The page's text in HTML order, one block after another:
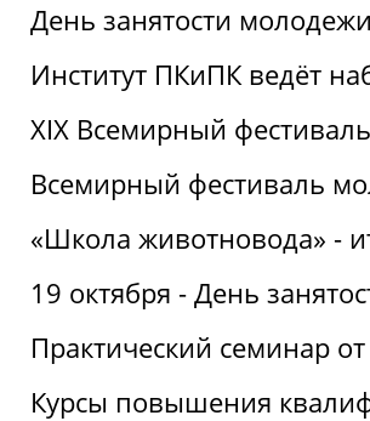
День занятости
Институт ПКиПК ведёт
XIX Всемирный
Всемирный фестиваль
«Школа животновода» -
19 октября - День
Практический семинар
Курсы повышения